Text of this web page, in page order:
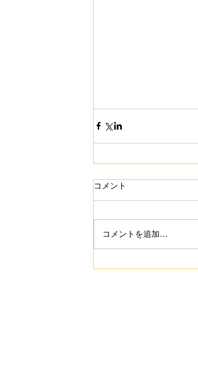
コメント
コメントを追加…